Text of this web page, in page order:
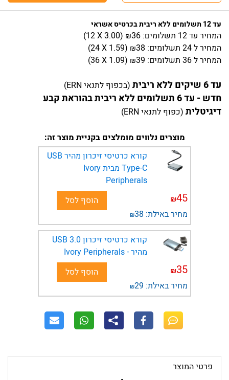
עד 12 תשלומים ללא ריבית בכרטיס אשראי
המחיר עד 12 תשלומים: ₪36
(12 X3.00)
המחירל 24 תשלומים: ₪38
(24 X 1.59)
המחירל 36 תשלומים: ₪39
(36 X 1.09)
עד 6 שיקים ללא ריבית (בכפוף לתנאי ERN)
חדש - עד 6 תשלומים ללא ריבית בהוראת קבע
דיגיטלית (כפוף לתנאי ERN)
מוצרים נלווים מומלצים בקניית מוצר זה:
קורא כרטיסי זיכרון מהיר USB
Type-C מבית Ivory
Peripherals
45
₪
מחיר באילת: 38
₪
הוסף לסל
קורא כרטיסי זיכרון USB 3.0
מהיר - Ivory Peripherals
35
₪
מחיר באילת: 29
₪
הוסף לסל
פרטי המוצר